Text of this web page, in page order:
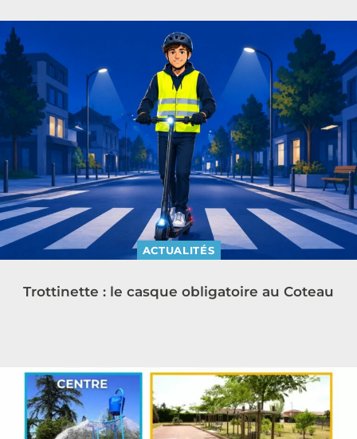
ACTUALITÉS
Trottinette : le casque obligatoire au Coteau